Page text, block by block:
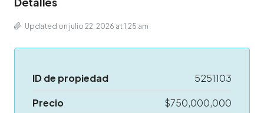
Updated on julio 22, 2026 at 1:25 am
ID de propiedad
5251103
Precio
$750,000,000